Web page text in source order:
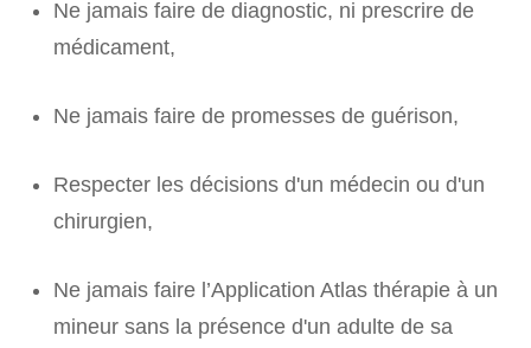
iciNe jamais faire de diagnostic, ni prescrire de
médicament,
Ne jamais faire de promesses de guérison,
Respecter les décisions d'un médecin ou d'un
chirurgien,
Ne jamais faire l’Application Atlas thérapie à un
mineur sans la présence d'un adulte de sa